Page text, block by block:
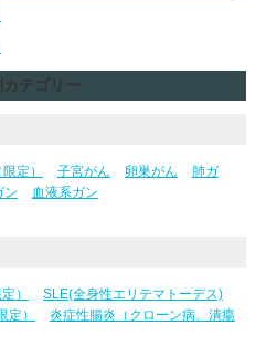
カテゴリー
定） 子宮がん 卵巣がん
肺ガ
ン 血液系ガン
）
SLE(全身性エリテマトーデス)
）
炎症性腸炎（クローン病、潰瘍